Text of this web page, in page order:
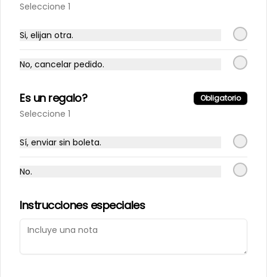
¿Dudas? Contáctanos!
Zona de despacho
Términos y condiciones
Política de privacidad
Redes sociales
Instagram
Mi cuenta
Iniciar sesión
Seleccione 1
Si, elijan otra.
No, cancelar pedido.
Es un regalo? Obligatorio
Seleccione 1
Sí, enviar sin boleta.
No.
Instrucciones especiales